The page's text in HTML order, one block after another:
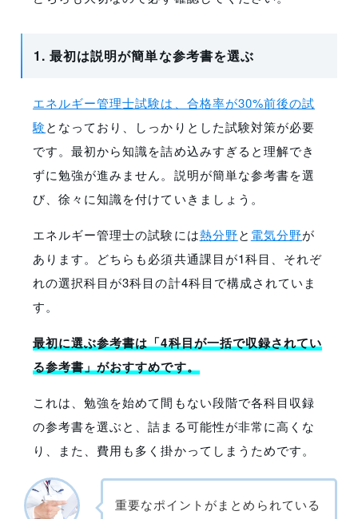
1. 最初は説明が簡単な参考書を選ぶ
エネルギー管理士試験は、合格率が30%前後の試
験となっており、しっかりとした試験対策が必要
です。最初から知識を詰め込みすぎると理解でき
ずに勉強が進みません。説明が簡単な参考書を選
び、徐々に知識を付けていきましょう。
エネルギー管理士の試験には熱分野と 電気分野が
あります。どちらも必須共通課目が1科目、それぞ
れの選択科目が3科目の計4科目で構成されていま
す。
最初に選ぶ参考書は「4科目が一括で収録されてい
る参考書」がおすすめです。
これは、勉強を始めて間もない段階で各科目収録
の参考書を選ぶと、詰まる可能性が非常に高くな
り、また、費用も多く掛かってしまうためです。
重要なポイントがまとめられている